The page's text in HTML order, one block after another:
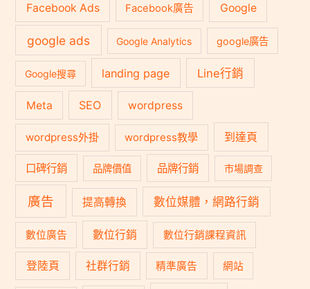
Facebook Ads Facebook廣告 Google
google ads Google Analytics google廣告
Google搜尋 landing page Line行銷
Meta SEO wordpress
wordpress外掛 wordpress教學 到達頁
口碑行銷 品牌價值 品牌行銷 市場調查
廣告 提高轉換 數位媒體，網路行銷
數位廣告 數位行銷 數位行銷課程資訊
登陸頁 社群行銷 精準廣告 網站